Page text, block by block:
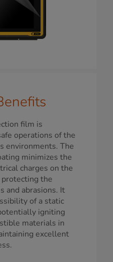
film is
operations of the
environments. The
minimizes the
charges on the
the
and abrasions. It
of a static
igniting
materials in
excellent